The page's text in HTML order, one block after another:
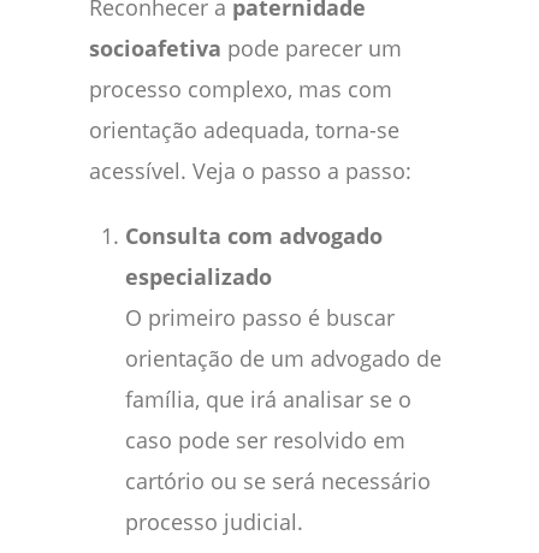
Reconhecer a paternidade
socioafetiva pode parecer um
processo complexo, mas com
orientação adequada, torna-se
acessível. Veja o passo a passo:
Consulta com advogado
especializado
O primeiro passo é buscar
orientação de um advogado de
família, que irá analisar se o
caso pode ser resolvido em
cartório ou se será necessário
processo judicial.